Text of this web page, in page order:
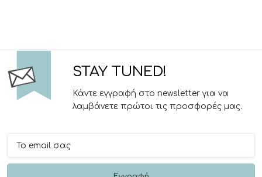
STAY TUNED!
Κάντε εγγραφή στο newsletter για να
λαμβάνετε πρώτοι τις προσφορές μας.